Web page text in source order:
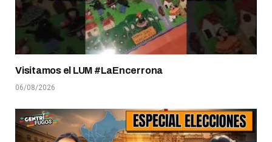
Visitamos el LUM #LaEncerrona
06/08/2026